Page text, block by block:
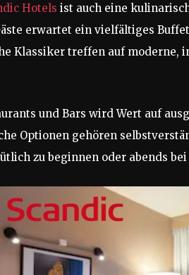
Hotels ist auch eine
erwartet ein vielfältiges
Klassiker treffen auf
und Bars wird Wert auf
Optionen gehören
zu beginnen oder abends